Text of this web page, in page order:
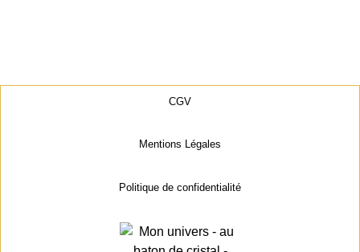
CGV
Mentions Légales
Politique de confidentialité